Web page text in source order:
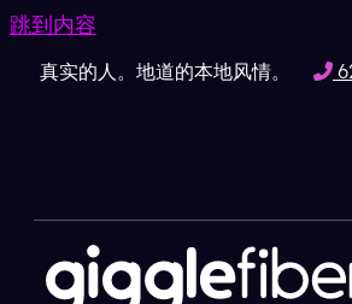
跳到内容
真实的人。地道的本地风情。